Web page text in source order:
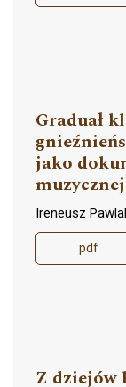
Graduał
jako
Ireneusz
pdf
Z dziejów